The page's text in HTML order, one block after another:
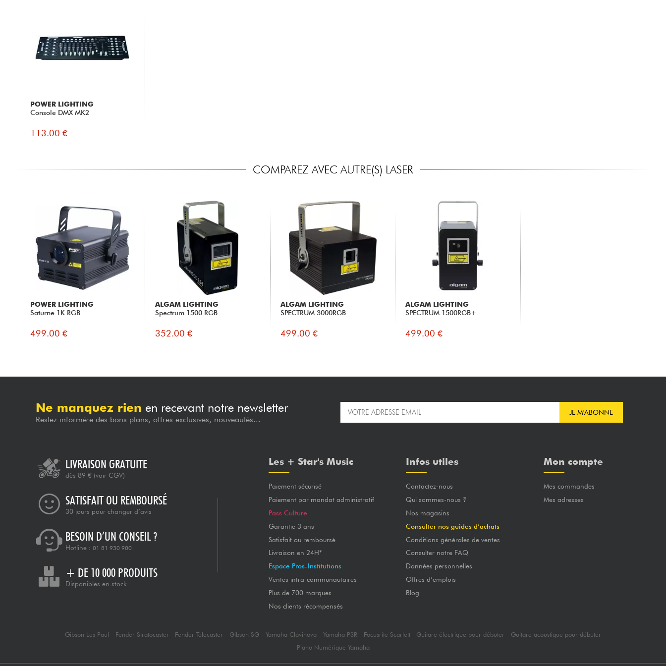
POWER LIGHTING
Console DMX MK2
113.00 €
COMPAREZ AVEC AUTRE(S) LASER
POWER LIGHTING
Saturne 1K RGB
499.00 €
ALGAM LIGHTING
Spectrum 1500 RGB
352.00 €
ALGAM LIGHTING
SPECTRUM 3000RGB
499.00 €
ALGAM LIGHTING
SPECTRUM 1500RGB+
499.00 €
Ne manquez rien en recevant notre newsletter
Restez informé·e des bons plans, offres exclusives, nouveautés...
JE M'ABONNE
LIVRAISON GRATUITE
dès 89 € (voir CGV)
SATISFAIT OU REMBOURSÉ
30 jours pour changer d’avis
BESOIN D’UN CONSEIL ?
Hotline : 01 81 930 900
+ DE 10 000 PRODUITS
Disponibles en stock
Les + Star's Music
Paiement sécurisé
Paiement par mandat administratif
Pass Culture
Garantie 3 ans
Satisfait ou remboursé
Livraison en 24H*
Espace Pros-Institutions
Ventes intra-communautaires
Plus de 700 marques
Nos clients récompensés
Infos utiles
Contactez-nous
Qui sommes-nous ?
Nos magasins
Consulter nos guides d’achats
Conditions générales de ventes
Consulter notre FAQ
Données personnelles
Offres d’emplois
Blog
Mon compte
Mes commandes
Mes adresses
Gibson Les Paul Fender Stratocaster Fender Telecaster Gibson SG Yamaha Clavinova Yamaha PSR Focusrite Scarlett Guitare électrique pour débuter
Guitare acoustique pour débuter
Piano Numérique Yamaha